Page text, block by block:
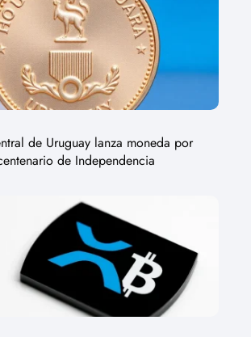
de Uruguay lanza moneda por
de Independencia